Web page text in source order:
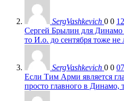
SergVashkevich 0 0
Сергей Брылин для
то И.о. до сентября тоже
SergVashkevich 0 0
Если Тим Арми является
просто главного в Динамо,